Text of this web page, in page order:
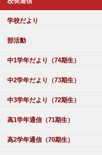
学校だより
部活動
中1学年だより（74期生）
中2学年だより（73期生）
中3学年だより（72期生）
高1学年通信（71期生）
高2学年通信（70期生）